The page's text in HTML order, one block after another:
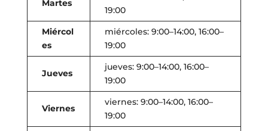
Martes
19:00
Miércol
es
miércoles: 9:00–14:00, 16:00–
19:00
Jueves
jueves: 9:00–14:00, 16:00–
19:00
Viernes
viernes: 9:00–14:00, 16:00–
19:00